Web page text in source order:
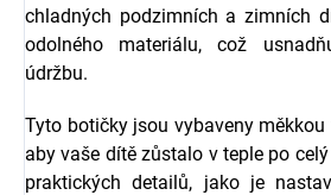
chladných podzimních a zimních
odolného materiálu, což
údržbu.
Tyto botičky jsou vybaveny
aby vaše dítě zůstalo v teple po
praktických detailů, jako je